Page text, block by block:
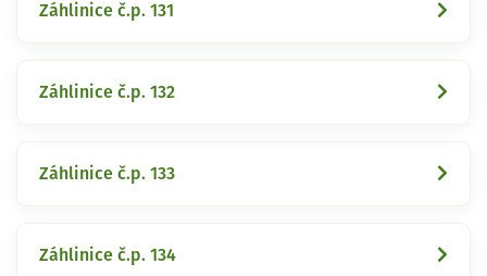
Záhlinice č.p. 131
Záhlinice č.p. 132
Záhlinice č.p. 133
Záhlinice č.p. 134